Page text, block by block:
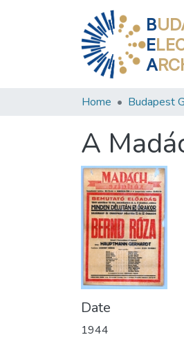
B
E
A
Home Budapest
A
Date
1944